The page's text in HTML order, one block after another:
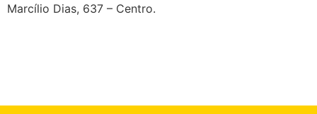
Marcílio Dias, 637 – Centro.